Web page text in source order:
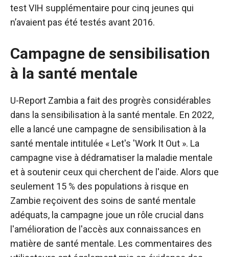
test VIH supplémentaire pour cinq jeunes qui
n’avaient pas été testés avant 2016.
Campagne de sensibilisation
à la santé mentale
U-Report Zambia a fait des progrès considérables
dans la sensibilisation à la santé mentale. En 2022,
elle a lancé une campagne de sensibilisation à la
santé mentale intitulée « Let's 'Work It Out ». La
campagne vise à dédramatiser la maladie mentale
et à soutenir ceux qui cherchent de l'aide. Alors que
seulement 15 % des populations à risque en
Zambie reçoivent des soins de santé mentale
adéquats, la campagne joue un rôle crucial dans
l'amélioration de l'accès aux connaissances en
matière de santé mentale. Les commentaires des